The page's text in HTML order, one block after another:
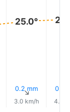
25.0°
0.2 mm
↑
3.0 km/h
0.2
4.0